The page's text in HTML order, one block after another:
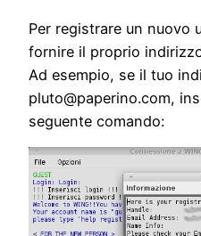
Per registrare un nuovo
fornire il proprio
Ad esempio, se il tuo
pluto@paperino.com,
seguente comando: